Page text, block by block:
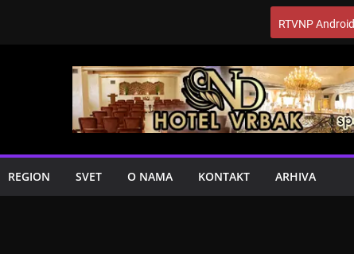
RTVNP Android
REGION SVET O NAMA KONTAKT ARHIVA